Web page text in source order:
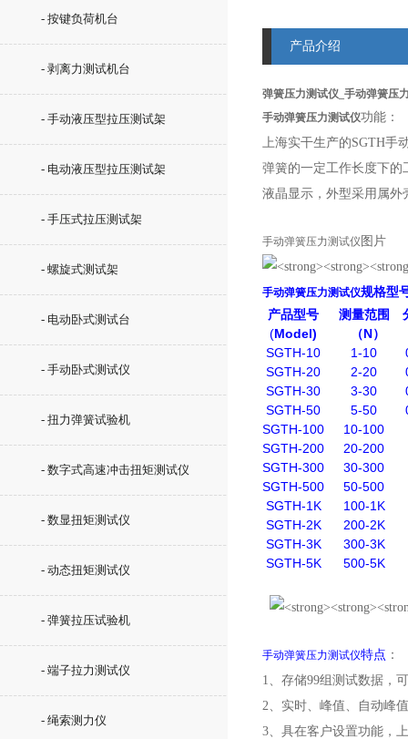
- 按键负荷机台
- 剥离力测试机台
- 手动液压型拉压测试架
- 电动液压型拉压测试架
- 手压式拉压测试架
- 螺旋式测试架
- 电动卧式测试台
- 手动卧式测试仪
- 扭力弹簧试验机
- 数字式高速冲击扭矩测试仪
- 数显扭矩测试仪
- 动态扭矩测试仪
- 弹簧拉压试验机
- 端子拉力测试仪
- 绳索测力仪
产品介绍
弹簧压力测试仪_手动弹簧压
手动弹簧压力测试仪功能：
上海实干生产的SGTH手
弹簧的一定工作长度下的
液晶显示，外型采用属外
手动弹簧压力测试仪 图片
手动弹簧压力测试仪规格型
产品型号
(Model)
测量范围
（N）
SGTH-10
1-10
SGTH-20
2-20
SGTH-30
3-30
SGTH-50
5-50
SGTH-100
10-100
SGTH-200
20-200
SGTH-300
30-300
SGTH-500
50-500
SGTH-1K
100-1K
SGTH-2K
200-2K
SGTH-3K
300-3K
SGTH-5K
500-5K
手动弹簧压力测试仪特点 ：
1、存储99组测试数据，
2、实时、峰值、自动峰
3、具在客户设置功能，